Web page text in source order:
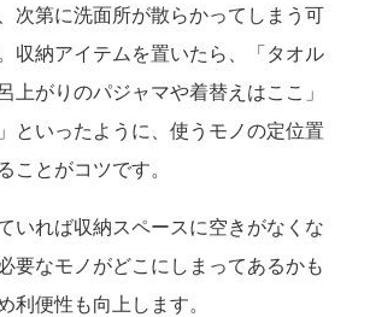
次第に洗面所が散らかってしまう可
収納アイテムを置いたら、「タオル
上がりのパジャマや着替えはここ」
といったように、使うモノの定位置
ことがコツです。
いれば収納スペースに空きがなくな
要なモノがどこにしまってあるかも
利便性も向上します。